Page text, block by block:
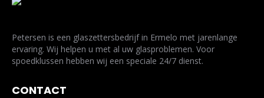
Petersen is een glaszettersbedrijf in Ermelo met jarenlange
ervaring. Wij helpen u met al uw glasproblemen. Voor
spoedklussen hebben wij een speciale 24/7 dienst.
CONTACT